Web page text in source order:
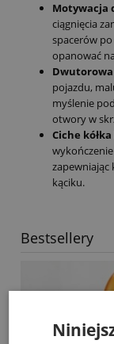
Motywacja
ciągnięcia
spacerów
opanować
pojazdu,
myślenie
otwory w
Ciche
wykończenie
kąciku.
Bestsellery